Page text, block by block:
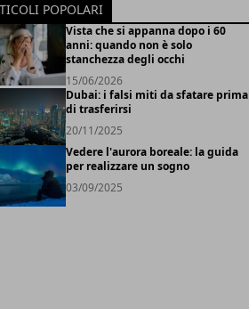
POPOLARI
Vista che si appanna dopo i 60
anni: quando non è solo
stanchezza degli occhi
15/06/2026
Dubai: i falsi miti da sfatare prima
di trasferirsi
20/11/2025
Vedere l'aurora boreale: la guida
per realizzare un sogno
03/09/2025